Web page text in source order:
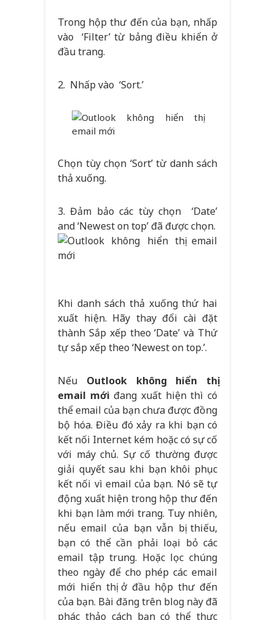
Trong hộp thư đến của bạn, nhấp
vào ‘Filter’ từ bảng điều khiển ở
đầu trang.
2. Nhấp vào ‘Sort.’
Chọn tùy chọn ‘Sort’ từ danh sách
thả xuống.
3. Đảm bảo các tùy chọn ‘Date’
and ‘Newest on top’ đã được chọn.
Khi danh sách thả xuống thứ hai
xuất hiện. Hãy thay đổi cài đặt
thành Sắp xếp theo ‘Date’ và Thứ
tự sắp xếp theo ‘Newest on top.’.
Nếu Outlook không hiển thị
email mới đang xuất hiện thì có
thể email của bạn chưa được đồng
bộ hóa. Điều đó xảy ra khi bạn có
kết nối Internet kém hoặc có sự cố
với máy chủ. Sự cố thường được
giải quyết sau khi bạn khôi phục
kết nối vì email của bạn. Nó sẽ tự
động xuất hiện trong hộp thư đến
khi bạn làm mới trang. Tuy nhiên,
nếu email của bạn vẫn bị thiếu,
bạn có thể cần phải loại bỏ các
email tập trung. Hoặc lọc chúng
theo ngày để cho phép các email
mới hiển thị ở đầu hộp thư đến
của bạn. Bài đăng trên blog này đã
phác thảo cách bạn có thể thực